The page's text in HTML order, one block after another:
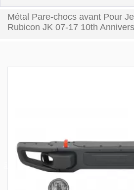
Métal Pare-chocs avant Pour
Rubicon JK 07-17 10th